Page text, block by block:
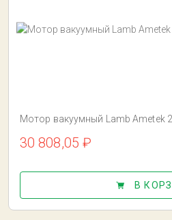
Мотор вакуумный Lamb Ametek
30 808,05 ₽
В